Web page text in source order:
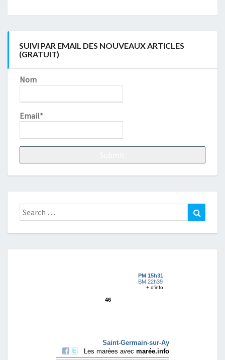
SUIVI PAR EMAIL DES NOUVEAUX ARTICLES
(GRATUIT)
Nom
Email*
Search
for: